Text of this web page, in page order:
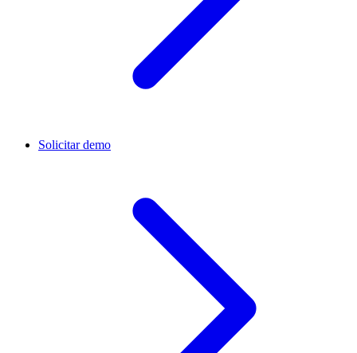
Solicitar demo